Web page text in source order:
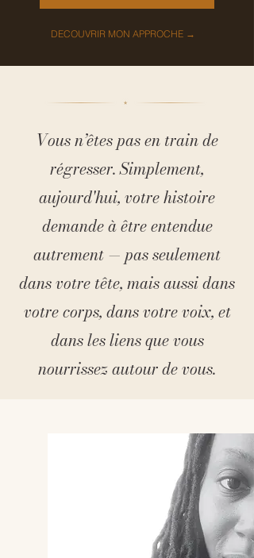
DECOUVRIR MON APPROCHE →
Vous n’êtes pas en train de
régresser.Simplement,
aujourd'hui, votre histoire
demande à être entendue
autrement— pas seulement
dans votre tête, mais aussi dans
votre corps, dans votre voix, et
dans les liensque vous
nourrissezautour de vous.